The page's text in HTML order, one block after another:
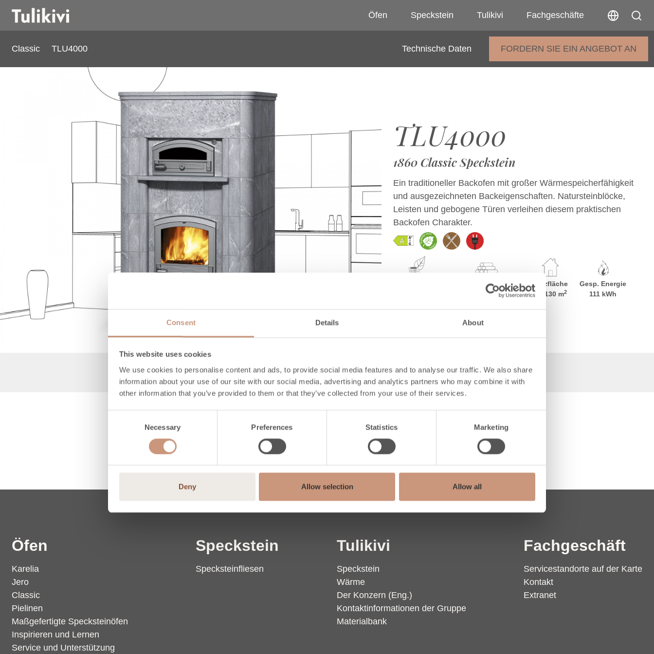
Consent Details About
This website uses cookies
We use cookies to personalise content and ads, to provide social media features and to analyse our traffic. We also share
information about your use of our site with our social media, advertising and analytics partners who may combine it with
other information that you’ve provided to them or that they’ve collected from your use of their services.
Necessary Preferences Statistics Marketing
Deny Allow selection Allow all
Öfen Speckstein Tulikivi Fachgeschäfte
Classic TLU4000 Technische Daten FORDERN SIE EIN ANGEBOT AN
TLU4000
MATERIAL
TLU4000
1860 Classic Speckstein
Ein traditioneller Backofen mit großer Wärmespeicherfähigkeit
und ausgezeichneten Backeigenschaften. Natursteinblöcke,
Leisten und gebogene Türen verleihen diesem praktischen
Backofen Charakter.
Maximale Holzmenge
31 kg
Heizfläche
70-130 m2
Gesp. Energie
111 kWh
Produktbeschreibung Technische Daten Anleitungen & Dateien
Öfen
Karelia
Jero
Classic
Pielinen
Maßgefertigte Specksteinöfen
Inspirieren und Lernen
Service und Unterstützung
Speckstein
Specksteinfliesen
Tulikivi
Speckstein
Wärme
Der Konzern (Eng.)
Kontaktinformationen der Gruppe
Materialbank
Fachgeschäft
Servicestandorte auf der Karte
Kontakt
Extranet